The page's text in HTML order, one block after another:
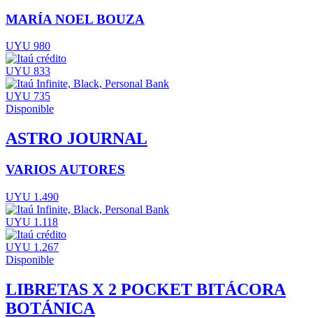
MARÍA NOEL BOUZA
UYU 980
UYU 833
UYU 735
Disponible
ASTRO JOURNAL
VARIOS AUTORES
UYU 1.490
UYU 1.118
UYU 1.267
Disponible
LIBRETAS X 2 POCKET BITÁCORA
BOTÁNICA